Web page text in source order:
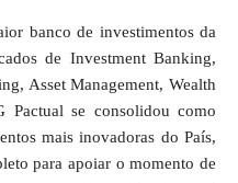
banco de investimentos da
de Investment Banking,
Asset Management, Wealth
Pactual se consolidou como
mais inovadoras do País,
para apoiar o momento de